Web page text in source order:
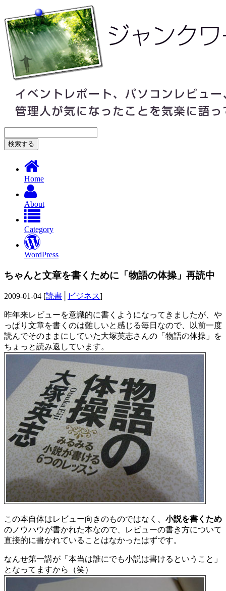
Home
About
Category
WordPress
ちゃんと文章を書くために「物語の体操」再読中
2009-01-04 [読書 ビジネス]
昨年来レビューを意識的に書くようになってきましたが、や
っぱり文章を書くのは難しいと感じる毎日なので、以前一度
読んでそのままにしていた大塚英志さんの「物語の体操」を
ちょっと読み返しています。
この本自体はレビュー向きのものではなく、 小説を書くため
のノウハウが書かれた本なので、レビューの書き方について
直接的に書かれていることはなかったはずです。
なんせ第一講が「本当は誰にでも小説は書けるということ」
となってますから（笑）